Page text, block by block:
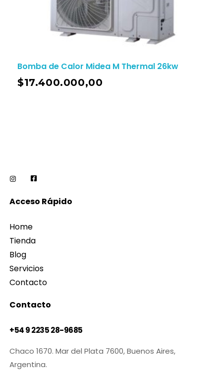
Bomba de Calor Midea M Thermal 26kw
$17.400.000,00
Acceso Rápido
Home
Tienda
Blog
Servicios
Contacto
Contacto
+54 9 2235 28-9685
Chaco 1670. Mar del Plata 7600, Buenos Aires,
Argentina.